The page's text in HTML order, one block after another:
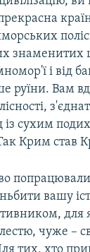
знаменитих
і від
руїни. Вам
сухим
Крим став
вашу
для
чуже –